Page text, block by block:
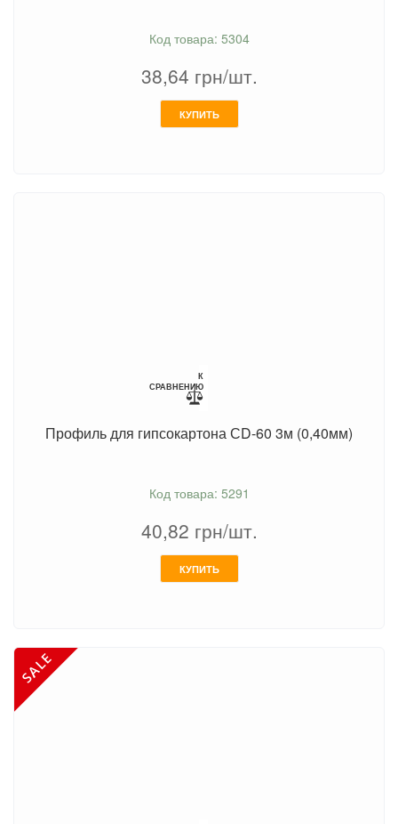
Код товара: 5304
38,64 грн/шт.
КУПИТЬ
К
СРАВНЕНИЮ
Профиль для гипсокартона СD-60 3м (0,40мм)
Код товара: 5291
40,82 грн/шт.
КУПИТЬ